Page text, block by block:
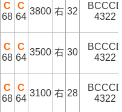
C
68
C
64
3800 右 32
4322
C
68
C
64
3500 右 30
4322
C
68
C
64
3100 右 28
4322